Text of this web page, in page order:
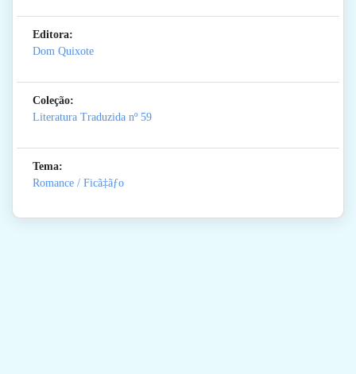
Editora:
Dom Quixote
Coleção:
Literatura Traduzida nº 59
Tema:
Romance / Ficã‡ãƒo